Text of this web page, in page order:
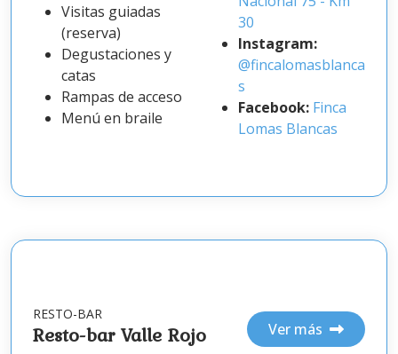
Visitas guiadas
(reserva)
Degustaciones y
catas
Rampas de acceso
Menú en braile
30
Instagram:
@fincalomasblanca
s
Facebook: Finca
Lomas Blancas
RESTO-BAR
Resto-bar Valle Rojo
Ver más